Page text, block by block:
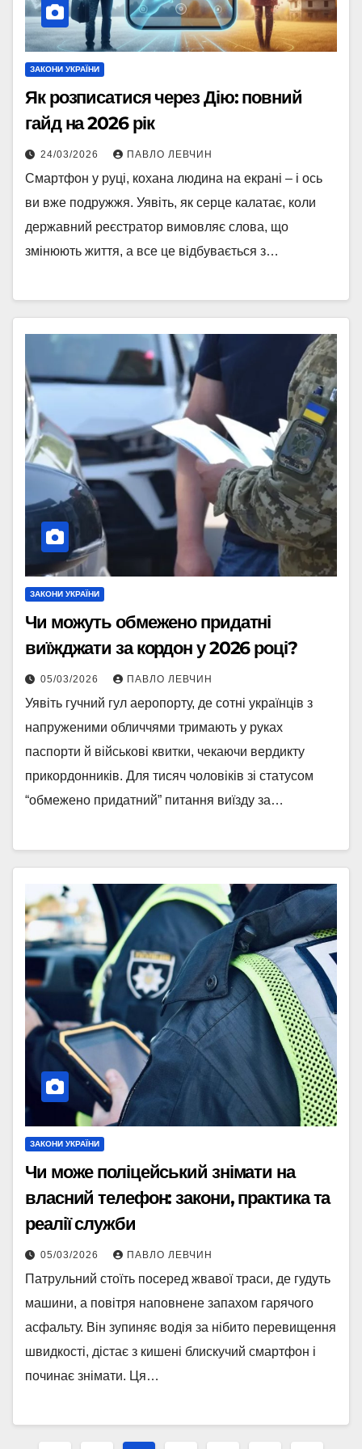
ЗАКОНИ УКРАЇНИ
Як розписатися через Дію: повний
гайд на 2026 рік
24/03/2026 ПАВЛО ЛЕВЧИН
Смартфон у руці, кохана людина на екрані – і ось
ви вже подружжя. Уявіть, як серце калатає, коли
державний реєстратор вимовляє слова, що
змінюють життя, а все це відбувається з…
ЗАКОНИ УКРАЇНИ
Чи можуть обмежено придатні
виїжджати за кордон у 2026 році?
05/03/2026 ПАВЛО ЛЕВЧИН
Уявіть гучний гул аеропорту, де сотні українців з
напруженими обличчями тримають у руках
паспорти й військові квитки, чекаючи вердикту
прикордонників. Для тисяч чоловіків зі статусом
“обмежено придатний” питання виїзду за…
ЗАКОНИ УКРАЇНИ
Чи може поліцейський знімати на
власний телефон: закони, практика та
реалії служби
05/03/2026 ПАВЛО ЛЕВЧИН
Патрульний стоїть посеред жвавої траси, де гудуть
машини, а повітря наповнене запахом гарячого
асфальту. Він зупиняє водія за нібито перевищення
швидкості, дістає з кишені блискучий смартфон і
починає знімати. Ця…